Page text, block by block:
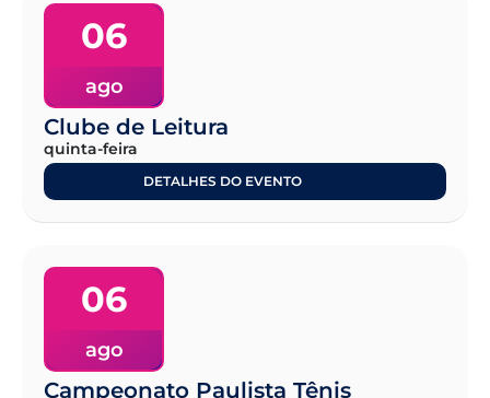
06
ago
Clube de Leitura
quinta-feira
DETALHES DO EVENTO
06
ago
Campeonato Paulista Tênis